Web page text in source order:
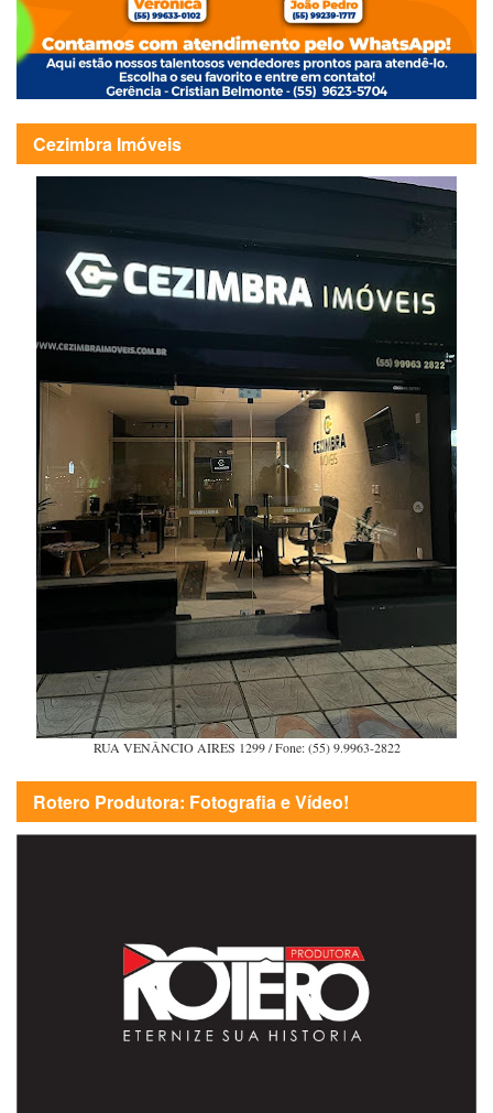
Cezimbra Imóveis
RUA VENÂNCIO AIRES 1299 / Fone: (55) 9.9963-2822
Rotero Produtora: Fotografia e Vídeo!